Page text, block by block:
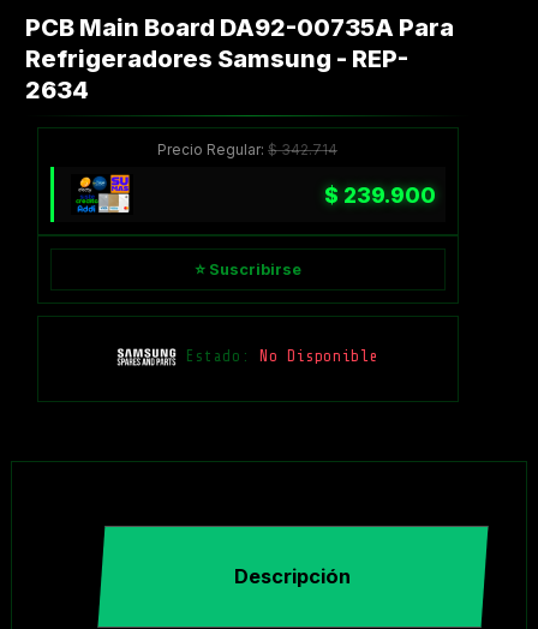
PCB Main Board DA92-00735A Para
Refrigeradores Samsung - REP-
2634
Precio Regular:$342.714
$ 239.900
⭐ Suscribirse
Estado: No Disponible
Descripción